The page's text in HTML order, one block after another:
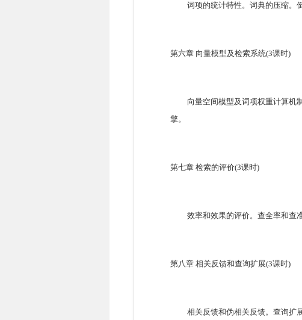
词项的统计特性。词典的压缩。
第六章 向量模型及检索系统(3课时)
向量空间模型及词项权重计算机
擎。
第七章 检索的评价(3课时)
效率和效果的评价。查全率和查
第八章 相关反馈和查询扩展(3课时)
相关反馈和伪相关反馈。查询扩